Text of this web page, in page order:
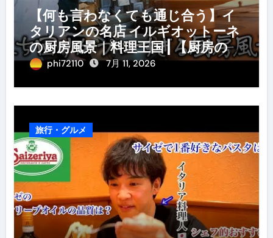
【何も言わなくても通じ合う】イ
タリアンの名店 イルギオットーネ
の厨房風景｜料理王国 | 【厨房の世
界】【イタリアン】【営業風景】
phi72110 7月 11, 2026
旅行・グルメ